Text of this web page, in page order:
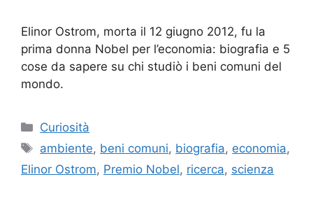
Elinor Ostrom, morta il 12 giugno 2012, fu la
prima donna Nobel per l’economia: biografia e 5
cose da sapere su chi studiò i beni comuni del
mondo.
Categorie
Curiosità
Tag
ambiente, beni comuni, biografia, economia,
Elinor Ostrom, Premio Nobel, ricerca, scienza